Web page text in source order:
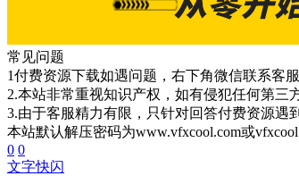
常见问题
1付费资源下载如遇问题，右下角微信联系客服
2.本站非常重视知识产权，如有侵犯任何第三
3.由于客服精力有限，只针对回答付费资源遇
本站默认解压密码为www.vfxcool.com或
0 0
文字快闪